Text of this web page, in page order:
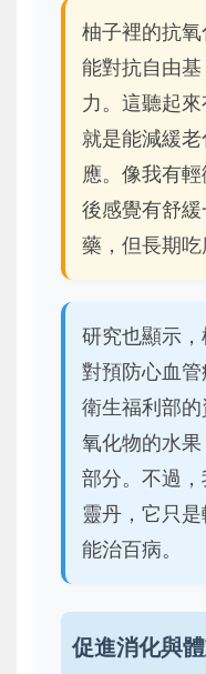
柚子裡的抗氧
能對抗自由
力。這聽起來
就是能減緩
應。像我有
後感覺有舒
藥，但長期吃
研究也顯示
對預防心血
衛生福利部
氧化物的水
部分。不過
靈丹，它只
能治百病。
促進消化與